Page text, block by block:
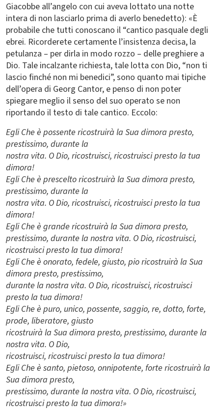
Giacobbe all’angelo con cui aveva lottato una notte
intera di non lasciarlo prima di averlo benedetto): «È
probabile che tutti conoscano il “cantico pasquale degli
ebrei. Ricorderete certamente l’insistenza decisa, la
petulanza – per dirla in modo rozzo – delle preghiere a
Dio. Tale incalzante richiesta, tale lotta con Dio, “non ti
lascio finché non mi benedici”, sono quanto mai tipiche
dell’opera di Georg Cantor, e penso di non poter
spiegare meglio il senso del suo operato se non
riportando il testo di tale cantico. Eccolo:
Egli Che è possente ricostruirà la Sua dimora presto,
prestissimo, durante la
nostra vita. O Dio, ricostruisci, ricostruisci presto la tua
dimora!
Egli Che è prescelto ricostruirà la Sua dimora presto,
prestissimo, durante la
nostra vita. O Dio, ricostruisci, ricostruisci presto la tua
dimora!
Egli Che è grande ricostruirà la Sua dimora presto,
prestissimo, durante la nostra vita. O Dio, ricostruisci,
ricostruisci presto la tua dimora!
Egli Che è onorato, fedele, giusto, pio ricostruirà la Sua
dimora presto, prestissimo,
durante la nostra vita. O Dio, ricostruisci, ricostruisci
presto la tua dimora!
Egli Che è puro, unico, possente, saggio, re, dotto, forte,
prode, liberatore, giusto
ricostruirà la Sua dimora presto, prestissimo, durante la
nostra vita. O Dio,
ricostruisci, ricostruisci presto la tua dimora!
Egli Che è santo, pietoso, onnipotente, forte ricostruirà la
Sua dimora presto,
prestissimo, durante la nostra vita. O Dio, ricostruisci,
ricostruisci presto la tua dimora!»